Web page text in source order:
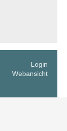
Login
Webansicht